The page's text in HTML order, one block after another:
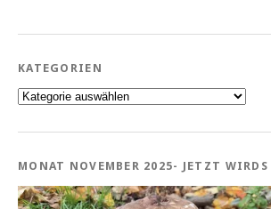
KATEGORIEN
Kategorien
MONAT NOVEMBER 2025- JETZT WIRDS